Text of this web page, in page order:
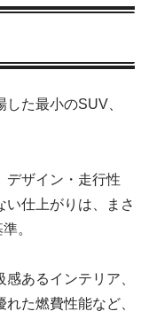
た最小のSUV、
デザイン・走行性
い仕上がりは、まさ
。
あるインテリア、
た燃費性能など、